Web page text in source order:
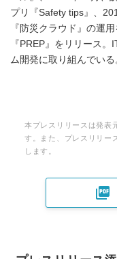
プリ『Safety tips』、
『防災クラウド』の運
『PREP』をリリース
ム開発に取り組んでいる
本プレスリリースは発表
す。また、プレスリリー
します。
